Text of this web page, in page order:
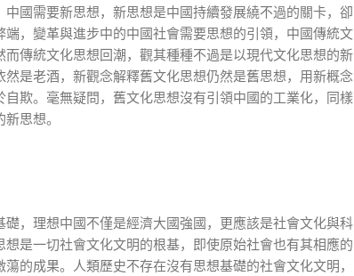
國需要新思想，新思想是中國持續發展繞不過的關卡，卻
，變革與進步中的中國社會需要思想的引領，中國傳統文
傳統文化思想回潮，觀其種種不過是以現代文化思想的新
是老酒，新觀念解釋舊文化思想仍然是舊思想，用新概念
欺。毫無疑問，舊文化思想沒有引領中國的工業化，同樣
思想。
，理想中國不僅是經濟大國強國，更應該是社會文化與科
是一切社會文化文明的根基，即使原始社會也有其相應的
的成果。人類歷史不存在沒有思想基礎的社會文化文明，